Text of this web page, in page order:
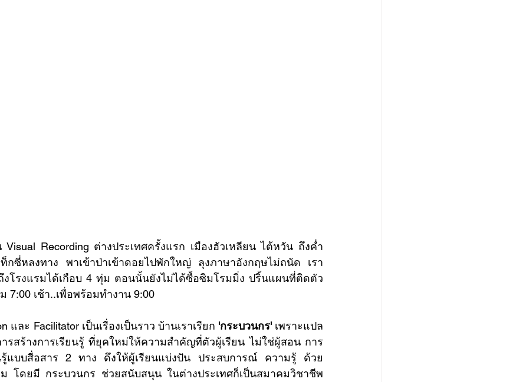
ซี่หลงทาง พาเข้าป่าเข้าดอยไปพักใหญ่ ลุงภาษาอังกฤษไม่ถนัด เรา
โรงแรมได้เกือบ 4 ทุ่ม ตอนนั้นยังไม่ได้ซื้อซิมโรมมิ่ง ปริ้นแผนที่ติดตัว
7:00 เช้า..เพื่อพร้อมทำงาน 9:00
และ Facilitator เป็นเรื่องเป็นราว บ้านเราเรียก
'กระบวนกร' เพราะแปล
รสร้างการเรียนรู้ ที่ยุคใหม่ให้ความสำคัญที่ตัวผู้เรียน ไม่ใช่ผู้สอน การ
นรู้แบบสื่อสาร 2 ทาง ดึงให้ผู้เรียนแบ่งปัน ประสบการณ์ ความรู้ ด้วย
โดยมี กระบวนกร ช่วยสนับสนุน ในต่างประเทศก็เป็นสมาคมวิชาชีพ